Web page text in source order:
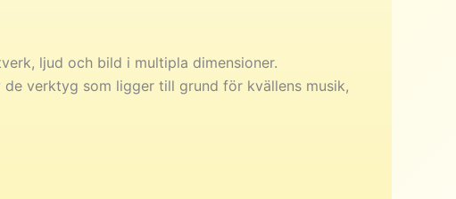
ljud och bild i multipla dimensioner.
verktyg som ligger till grund för kvällens musik,